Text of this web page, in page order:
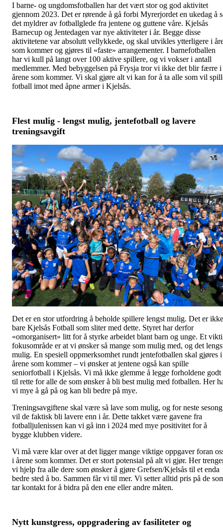
I barne- og ungdomsfotballen har det vært stor og god aktivitet
gjennom 2023. Det er rørende å gå forbi Myrerjordet en ukedag å
det myldrer av fotballglede fra jentene og guttene våre. Kjelsås
Barnecup og Jentedagen var nye aktiviteter i år. Begge disse
aktivitetene var absolutt vellykkede, og skal utvikles ytterligere i
som kommer og gjøres til «faste» arrangementer. I barnefotballen
har vi kull på langt over 100 aktive spillere, og vi vokser i antall
medlemmer. Med bebyggelsen på Frysja tror vi ikke det blir færre i
årene som kommer. Vi skal gjøre alt vi kan for å ta alle som vil
fotball imot med åpne armer i Kjelsås.
Flest mulig - lengst mulig, jentefotball og lavere
treningsavgift
Det er en stor utfordring å beholde spillere lengst mulig. Det er ikke
bare Kjelsås Fotball som sliter med dette. Styret har derfor
«omorganisert» litt for å styrke arbeidet blant barn og unge. Et
fokusområde er at vi ønsker så mange som mulig med, og det
mulig. En spesiell oppmerksomhet rundt jentefotballen skal gjøres i
årene som kommer – vi ønsker at jentene også kan spille
seniorfotball i Kjelsås. Vi må ikke glemme å legge forholdene godt
til rette for alle de som ønsker å bli best mulig med fotballen. Her
vi mye å gå på og kan bli bedre på mye.
Treningsavgiftene skal være så lave som mulig, og for neste sesong
vil de faktisk bli lavere enn i år. Dette takket være gavene fra
fotballjulenissen kan vi gå inn i 2024 med mye positivitet for å
bygge klubben videre.
Vi må være klar over at det ligger mange viktige oppgaver foran
i årene som kommer. Det er stort potensial på alt vi gjør. Her
vi hjelp fra alle dere som ønsker å gjøre Grefsen/Kjelsås til et enda
bedre sted å bo. Sammen får vi til mer. Vi setter alltid pris på de
tar kontakt for å bidra på den ene eller andre måten.
Nytt kunstgress, oppgradering av fasiliteter og